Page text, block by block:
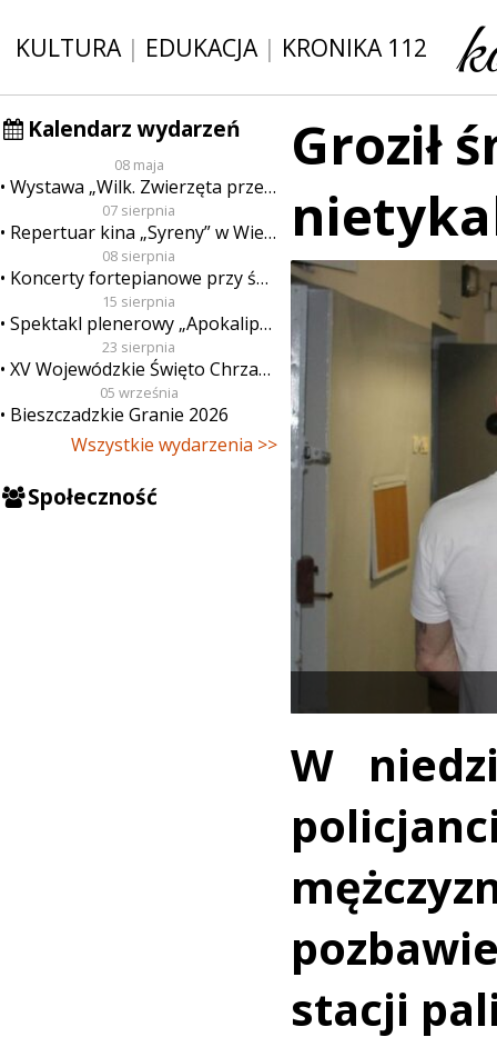
KULTURA| EDUKACJA| KRONIKA 112
Kalendarz wydarzeń
08 maja
Wystawa „Wilk. Zwierzęta przeklęte”
07 sierpnia
Repertuar kina „Syreny” w Wieluniu w dn. od 7 do 13 sierpnia
08 sierpnia
Koncerty fortepianowe przy świecach
15 sierpnia
Spektakl plenerowy „Apokalipsa”
23 sierpnia
XV Wojewódzkie Święto Chrzanu
05 września
Bieszczadzkie Granie 2026
Wszystkie wydarzenia >>
Społeczność
Groził
W
stacji